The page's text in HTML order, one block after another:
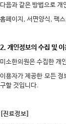
다음과 같은 방법으로 개
홈페이지, 서면양식, 팩
2. 개인정보의 수집 및 이
미소한의원은 수집한 개
이용자가 제공한 모든 정
구할 것입니다.
[진료정보]